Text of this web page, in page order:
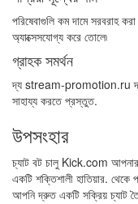
পরিষেবাগুলি কম দামে সরবরাহ
অ্যাক্সেসযোগ্য করে তোলে৷
গ্রাহক সমর্থন
দ্য stream-promotion.ru দল
সাহায্য করতে প্রস্তুত.
উপসংহার
চ্যাট বট চালু Kick.com আপনার
একটি শক্তিশালী হাতিয়ার.
আপনি দ্রুত একটি সক্রিয় চ্যাট